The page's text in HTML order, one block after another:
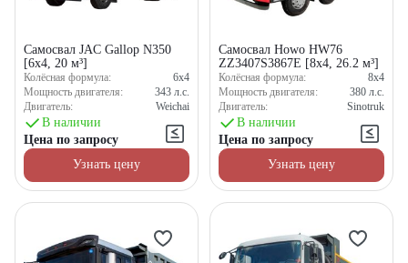
Самосвал JAC Gallop N350
[6x4, 20 м³]
Колёсная формула:
6x4
Мощность двигателя:
343 л.с.
Двигатель:
Weichai
В наличии
Цена по запросу
Узнать цену
Самосвал Howo HW76
ZZ3407S3867E [8x4, 26.2 м³]
Колёсная формула:
8x4
Мощность двигателя:
380 л.с.
Двигатель:
Sinotruk
В наличии
Цена по запросу
Узнать цену